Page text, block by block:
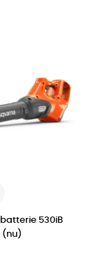
530iB
(nu)